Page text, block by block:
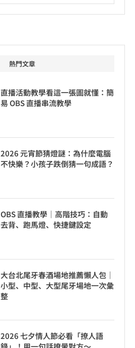
熱門文章
直播活動教學看這一張圖就懂：簡
易 OBS 直播串流教學
2026 元宵節猜燈謎：為什麼電腦
不快樂？小孩子跌倒猜一句成語？
OBS 直播教學｜高階技巧：自動
去背、跑馬燈、快捷鍵設定
大台北尾牙春酒場地推薦懶人包｜
小型、中型、大型尾牙場地一次彙
整
2026 七夕情人節必看「撩人語